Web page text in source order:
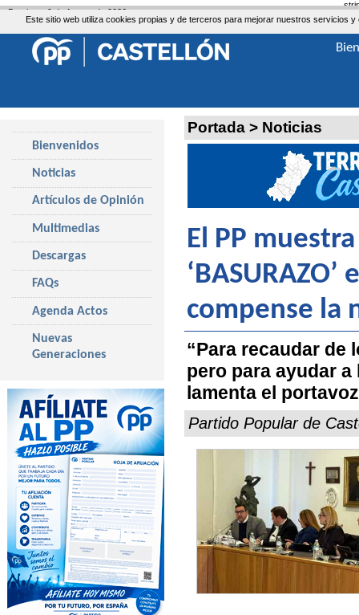
Este sitio web utiliza cookies propias y de terceros para mejorar nuestros servicios
Portada > Noticias
El PP
compense la
“Para recaudar de
pero para ayudar
lamenta el
Partido Popular de
Bienvenidos
Noticias
Artículos de Opinión
Multimedias
Descargas
FAQs
Agenda Actos
Nuevas
Generaciones
Domingo, 9 de Agosto de 2026